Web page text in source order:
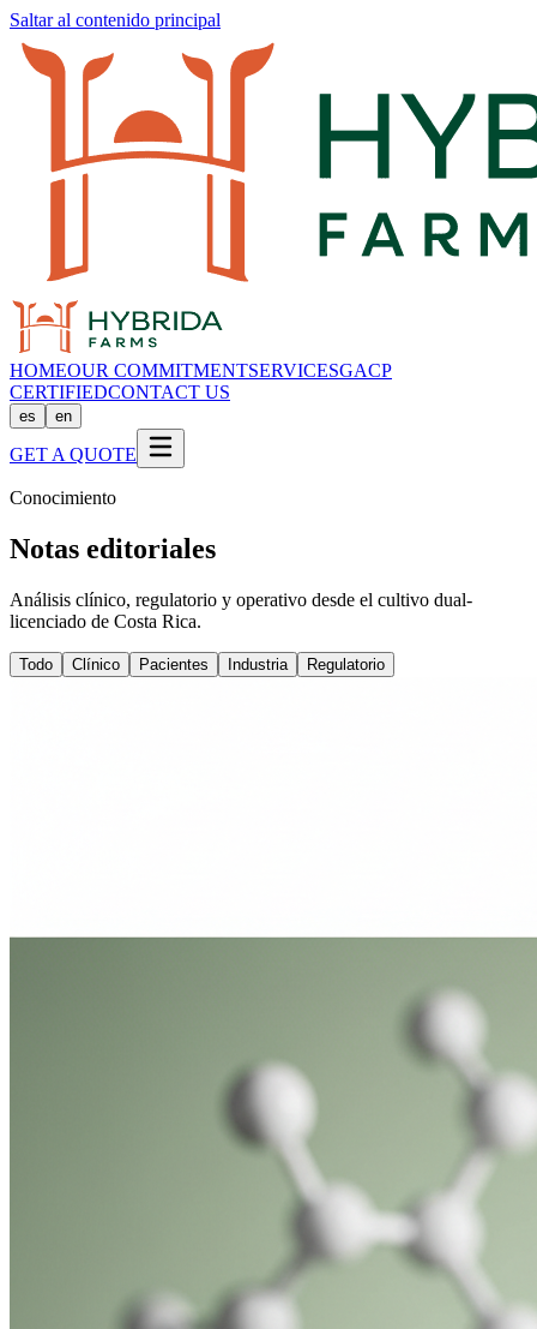
Saltar al contenido principal
HOMEOUR COMMITMENTSERVICESGACP
CERTIFIEDCONTACT US
es en
GET A QUOTE
Conocimiento
Notas editoriales
Análisis clínico, regulatorio y operativo desde el cultivo dual-
licenciado de Costa Rica.
Todo Clínico Pacientes Industria Regulatorio